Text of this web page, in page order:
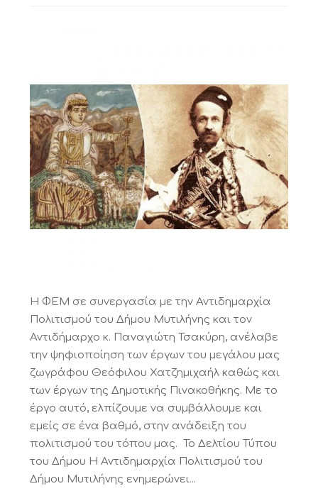
Η ΦΕΜ σε συνεργασία με την Αντιδημαρχία
Πολιτισμού του Δήμου Μυτιλήνης και τον
Αντιδήμαρχο κ. Παναγιώτη Τσακύρη, ανέλαβε
την ψηφιοποίηση των έργων του μεγάλου μας
ζωγράφου Θεόφιλου Χατζημιχαήλ καθώς και
των έργων της Δημοτικής Πινακοθήκης. Με το
έργο αυτό, ελπίζουμε να συμβάλλουμε και
εμείς σε ένα βαθμό, στην ανάδειξη του
πολιτισμού του τόπου μας. Το Δελτίου Τύπου
του Δήμου Η Αντιδημαρχία Πολιτισμού του
Δήμου Μυτιλήνης ενημερώνει...